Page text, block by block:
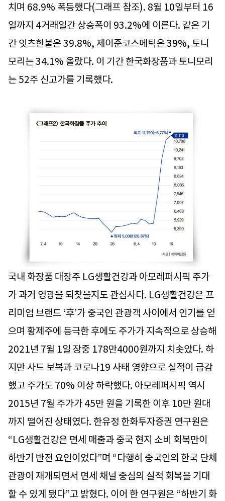
치며 68.9% 폭등했다(그래프 참조). 8월 10일부터 16
일까지 4거래일간 상승폭이 93.2%에 이른다. 같은 기
간 잇츠한불은 39.8%, 제이준코스메틱은 39%, 토니
모리는 34.1% 올랐다. 이 기간 한국화장품과 토니모리
는 52주 신고가를 기록했다.
국내 화장품 대장주 LG생활건강과 아모레퍼시픽 주가
가 과거 영광을 되찾을지도 관심사다. LG생활건강은 프
리미엄 브랜드 ‘후’가 중국인 관광객 사이에서 인기를 얻
으며 황제주에 등극한 후에도 주가가 지속적으로 상승해
2021년 7월 1일 장중 178만4000원까지 치솟았다. 하
지만 사드 보복과 코로나19 사태 영향으로 실적이 급감
했고 주가도 70% 이상 하락했다. 아모레퍼시픽 역시
2015년 7월 주가가 45만 원을 기록한 이후 10만 원대
까지 떨어진 상태였다. 한유정 한화투자증권 연구원은
“LG생활건강은 면세 매출과 중국 현지 소비 회복만이
하반기 반전 요인이었다”며 “다행히 중국인의 한국 단체
관광이 재개되면서 면세 채널 중심의 실적 회복을 기대
할 수 있게 됐다”고 밝혔다. 이어 한 연구원은 “하반기 화